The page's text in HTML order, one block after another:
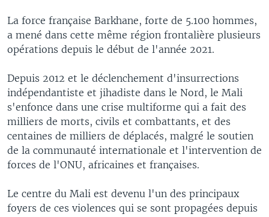
La force française Barkhane, forte de 5.100 hommes,
a mené dans cette même région frontalière plusieurs
opérations depuis le début de l'année 2021.
Depuis 2012 et le déclenchement d'insurrections
indépendantiste et jihadiste dans le Nord, le Mali
s'enfonce dans une crise multiforme qui a fait des
milliers de morts, civils et combattants, et des
centaines de milliers de déplacés, malgré le soutien
de la communauté internationale et l'intervention de
forces de l'ONU, africaines et françaises.
Le centre du Mali est devenu l'un des principaux
foyers de ces violences qui se sont propagées depuis